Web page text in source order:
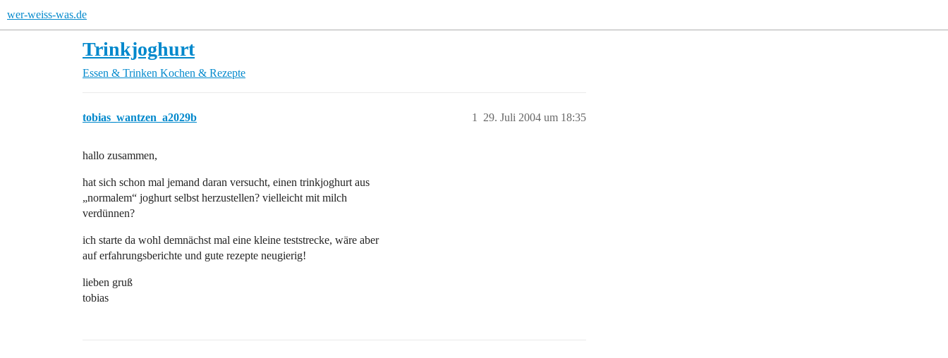
wer-weiss-was.de
Trinkjoghurt
Essen & Trinken Kochen & Rezepte
tobias_wantzen_a2029b 29. Juli 2004 um 18:35
1
hallo zusammen,
hat sich schon mal jemand daran versucht, einen trinkjoghurt aus
„normalem“ joghurt selbst herzustellen? vielleicht mit milch
verdünnen?
ich starte da wohl demnächst mal eine kleine teststrecke, wäre aber
auf erfahrungsberichte und gute rezepte neugierig!
lieben gruß
tobias